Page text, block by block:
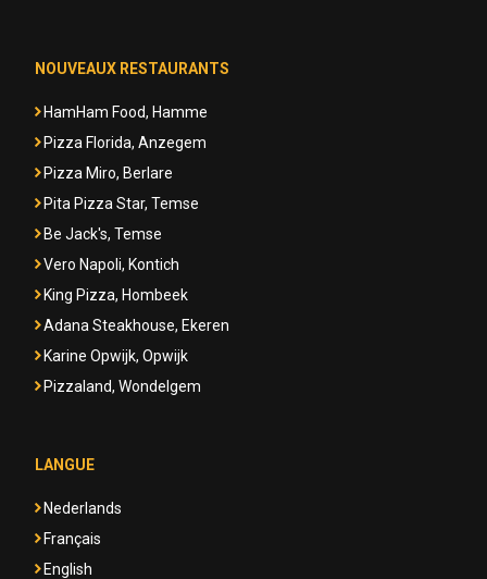
NOUVEAUX RESTAURANTS
HamHam Food, Hamme
Pizza Florida, Anzegem
Pizza Miro, Berlare
Pita Pizza Star, Temse
Be Jack's, Temse
Vero Napoli, Kontich
King Pizza, Hombeek
Adana Steakhouse, Ekeren
Karine Opwijk, Opwijk
Pizzaland, Wondelgem
LANGUE
Nederlands
Français
English